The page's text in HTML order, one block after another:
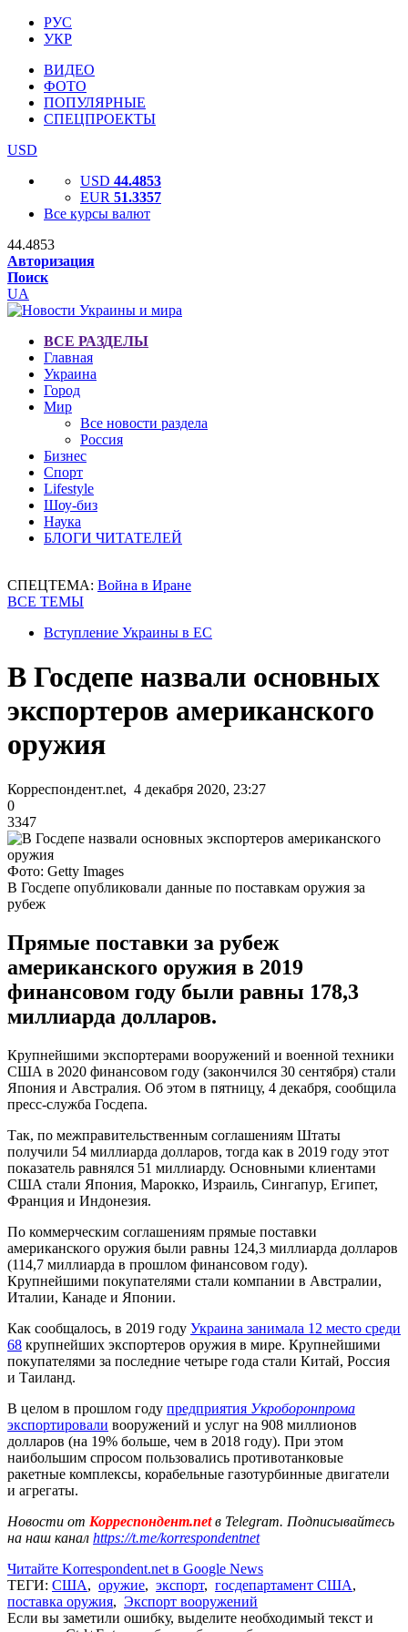
РУС
УКР
ВИДЕО
ФОТО
ПОПУЛЯРНЫЕ
СПЕЦПРОЕКТЫ
USD
USD 44.4853
EUR 51.3357
Все курсы валют
44.4853
Авторизация
Поиск
UA
ВСЕ РАЗДЕЛЫ
Главная
Украина
Город
Мир
Все новости раздела
Россия
Бизнес
Спорт
Lifestyle
Шоу-биз
Наука
БЛОГИ ЧИТАТЕЛЕЙ
СПЕЦТЕМА: Война в Иране
ВСЕ ТЕМЫ
Вступление Украины в ЕС
В Госдепе назвали основных
экспортеров американского
оружия
Корреспондент.net, 4 декабря 2020, 23:27
0
3347
Фото: Getty Images
В Госдепе опубликовали данные по поставкам оружия за
рубеж
Прямые поставки за рубеж
американского оружия в 2019
финансовом году были равны 178,3
миллиарда долларов.
Крупнейшими экспортерами вооружений и военной техники
США в 2020 финансовом году (закончился 30 сентября) стали
Япония и Австралия. Об этом в пятницу, 4 декабря, сообщила
пресс-служба Госдепа.
Так, по межправительственным соглашениям Штаты
получили 54 миллиарда долларов, тогда как в 2019 году этот
показатель равнялся 51 миллиарду. Основными клиентами
США стали Япония, Марокко, Израиль, Сингапур, Египет,
Франция и Индонезия.
По коммерческим соглашениям прямые поставки
американского оружия были равны 124,3 миллиарда долларов
(114,7 миллиарда в прошлом финансовом году).
Крупнейшими покупателями стали компании в Австралии,
Италии, Канаде и Японии.
Как сообщалось, в 2019 году Украина занимала 12 место среди
68 крупнейших экспортеров оружия в мире. Крупнейшими
покупателями за последние четыре года стали Китай, Россия
и Таиланд.
В целом в прошлом году предприятия Укроборонпрома
экспортировали вооружений и услуг на 908 миллионов
долларов (на 19% больше, чем в 2018 году). При этом
наибольшим спросом пользовались противотанковые
ракетные комплексы, корабельные газотурбинные двигатели
и агрегаты.
Новости от Корреспондент.netв Telegram. Подписывайтесь
на наш канал https://t.me/korrespondentnet
Читайте Korrespondent.net в Google News
ТЕГИ: США, оружие, экспорт, госдепартамент США,
поставка оружия, Экспорт вооружений
Если вы заметили ошибку, выделите необходимый текст и